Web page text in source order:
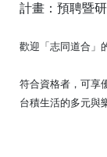
計畫：預聘暨
歡迎「志同道合」
符合資格者，可享
台積生活的多元與